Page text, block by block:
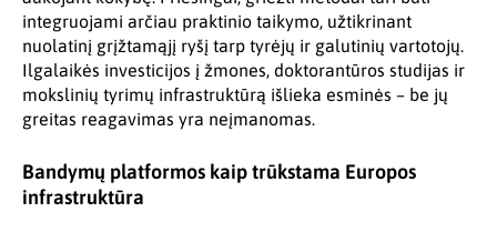
integruojami arčiau praktinio taikymo, užtikrinant
nuolatinį grįžtamąjį ryšį tarp tyrėjų ir galutinių vartotojų.
Ilgalaikės investicijos į žmones, doktorantūros studijas ir
mokslinių tyrimų infrastruktūrą išlieka esminės – be jų
greitas reagavimas yra neįmanomas.
Bandymų platformos kaip trūkstama Europos
infrastruktūra